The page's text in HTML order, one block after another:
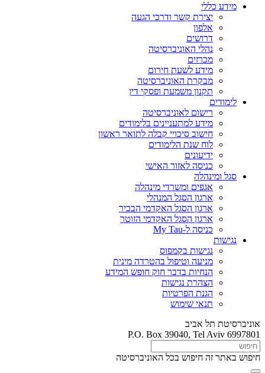
מידע כללי
יצירת קשר ודרכי הגעה
אלפון
דרושים
נהלי האוניברסיטה
מכרזים
מידע לשעת חירום
מבקרת האוניברסיטה
תקנון משמעת ופסקי דין
לימודים
רישום לאוניברסיטה
מידע למתעניינים בלימודים
חישוב סיכויי קבלה לתואר ראשון
לוח שנת הלימודים
ידיעונים
כניסה לאזור האישי
סגל ומינהלה
אגפים ומשרדי מינהלה
ארגון הסגל המנהלי
ארגון הסגל האקדמי הבכיר
ארגון הסגל האקדמי הזוטר
כניסה ל-My Tau
נגישות
נגישות בקמפוס
מניעה וטיפול בהטרדה מינית
הנחיות בדבר חוק חופש המידע
הצהרת נגישות
הגנת הפרטיות
תנאי שימוש
אוניברסיטת תל אביב
P.O. Box 39040, Tel Aviv 6997801
חיפוש באתר זה חיפוש בכל האוניברסיטה